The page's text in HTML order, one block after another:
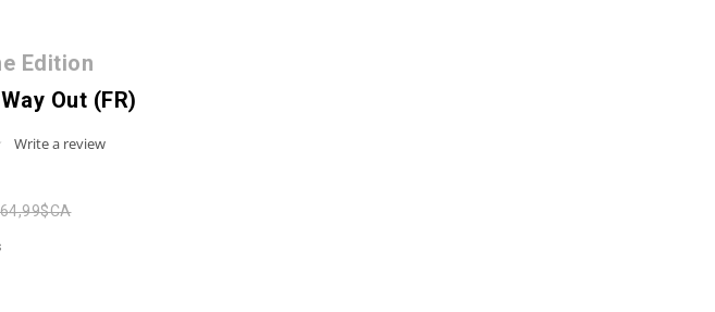
Edition
Out (FR)
0.0
Write a review
64,99$CA